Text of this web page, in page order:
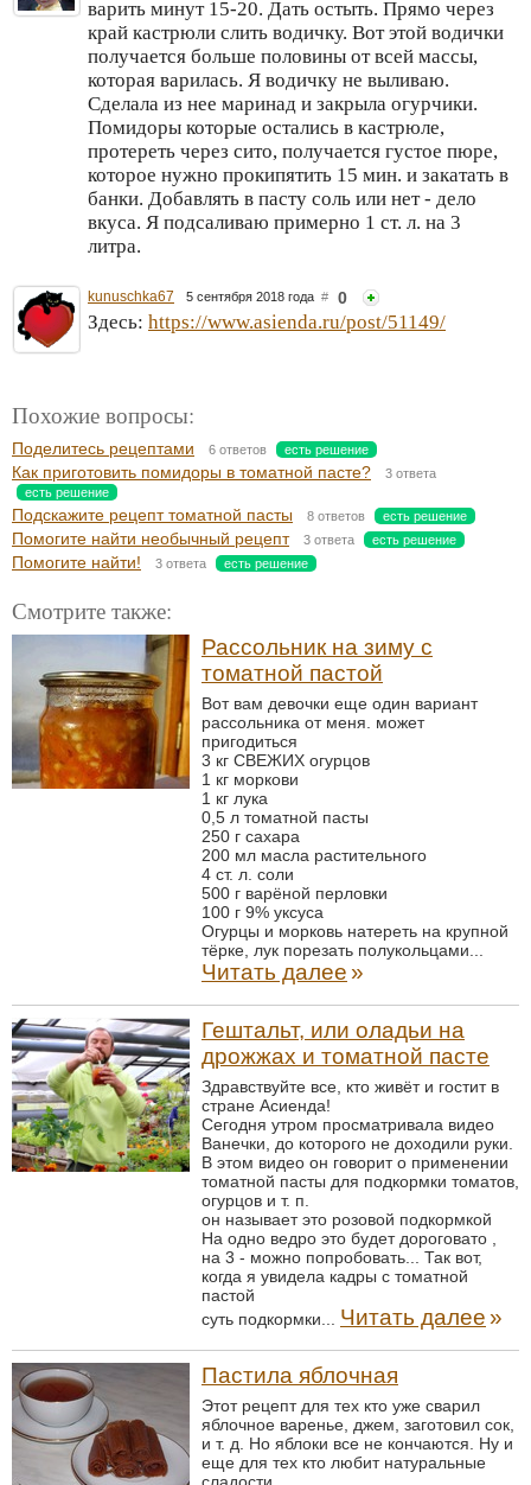
варить минут 15-20. Дать остыть. Прямо через
край кастрюли слить водичку. Вот этой водички
получается больше половины от всей массы,
которая варилась. Я водичку не выливаю.
Сделала из нее маринад и закрыла огурчики.
Помидоры которые остались в кастрюле,
протереть через сито, получается густое пюре,
которое нужно прокипятить 15 мин. и закатать в
банки. Добавлять в пасту соль или нет - дело
вкуса. Я подсаливаю примерно 1 ст. л. на 3
литра.
kunuschka67 5 сентября 2018 года # 0
Здесь: https://www.asienda.ru/post/51149/
Похожие вопросы:
Поделитесь рецептами 6 ответов есть решение
Как приготовить помидоры в томатной пасте?
3 ответа
есть решение
Подскажите рецепт томатной пасты 8 ответов есть решение
Помогите найти необычный рецепт 3 ответа есть решение
Помогите найти! 3 ответа есть решение
Смотрите также:
Рассольник на зиму с
томатной пастой
Вот вам девочки еще один вариант
рассольника от меня. может
пригодиться
3 кг СВЕЖИХ огурцов
1 кг моркови
1 кг лука
0,5 л томатной пасты
250 г сахара
200 мл масла растительного
4 ст. л. соли
500 г варёной перловки
100 г 9% уксуса
Огурцы и морковь натереть на крупной
тёрке, лук порезать полукольцами...
Читать далее»
Гештальт, или оладьи на
дрожжах и томатной пасте
Здравствуйте все, кто живёт и гостит в
стране Асиенда!
Сегодня утром просматривала видео
Ванечки, до которого не доходили руки.
В этом видео он говорит о применении
томатной пасты для подкормки томатов,
огурцов и т. п.
он называет это розовой подкормкой
На одно ведро это будет дороговато ,
на 3 - можно попробовать... Так вот,
когда я увидела кадры с томатной
пастой
суть подкормки... Читать далее»
Пастила яблочная
Этот рецепт для тех кто уже сварил
яблочное варенье, джем, заготовил сок,
и т. д. Но яблоки все не кончаются. Ну и
еще для тех кто любит натуральные